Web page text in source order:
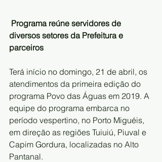
Programa reúne servidores de
diversos setores da Prefeitura e
parceiros
Terá início no domingo, 21 de abril, os
atendimentos da primeira edição do
programa Povo das Águas em 2019. A
equipe do programa embarca no
período vespertino, no Porto Miguéis,
em direção as regiões Tuiuiú, Piuval e
Capim Gordura, localizadas no Alto
Pantanal.